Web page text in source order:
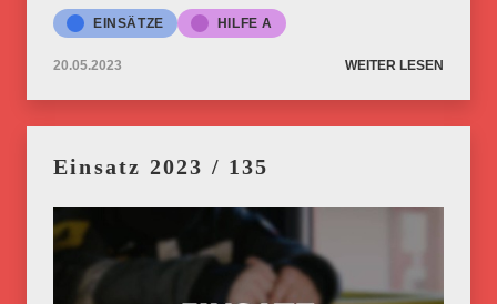
EINSÄTZE HILFE A
20.05.2023 WEITER LESEN
Einsatz 2023 / 135